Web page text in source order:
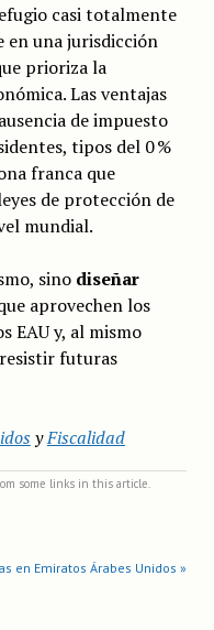
casi totalmente
en una jurisdicción
prioriza la
Las ventajas
de impuesto
tipos del 0 %
franca que
de protección de
mundial.
sino diseñar
aprovechen los
EAU y, al mismo
futuras
yFiscalidad
some links in this article.
en Emiratos Árabes Unidos »